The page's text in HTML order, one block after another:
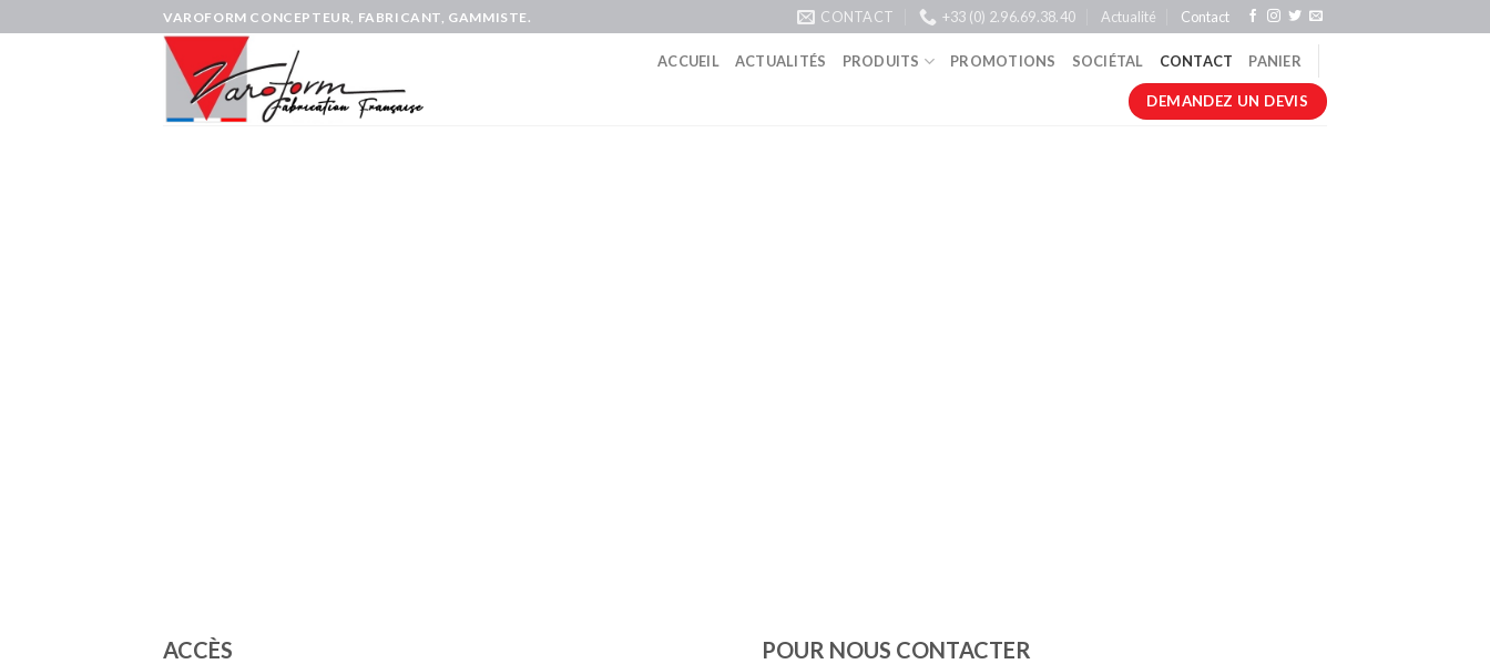
VAROFORM CONCEPTEUR, FABRICANT, GAMMISTE. CONTACT +33 (0) 2.96.69.38.40 Actualité Contact
ACCUEIL ACTUALITÉS PRODUITS PROMOTIONS SOCIÉTAL CONTACT PANIER
DEMANDEZ UN DEVIS
ACCÈS POUR NOUS CONTACTER